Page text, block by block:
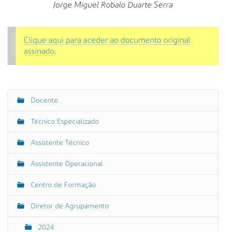
Jorge Miguel Robalo Duarte Serra
Clique aqui para aceder ao documento original
assinado
N
e
a
ã
o
Docente
Técnico Especializado
Assistente Técnico
Assistente Operacional
Centro de Formação
Diretor de Agrupamento
2024